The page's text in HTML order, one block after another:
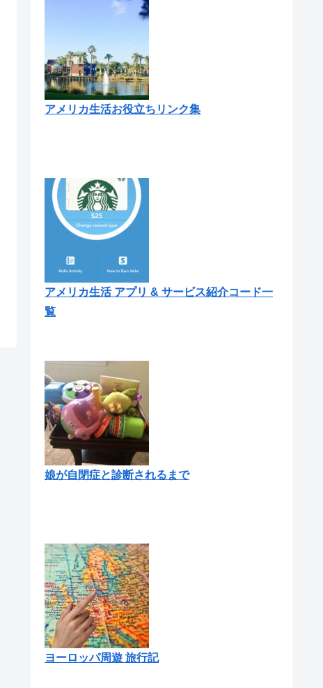
アメリカ生活お役立ちリンク集
アメリカ生活 アプリ & サービス紹介コード一
覧
娘が自閉症と診断されるまで
ヨーロッパ周遊 旅行記